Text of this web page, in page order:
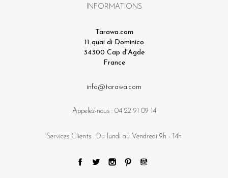
INFORMATIONS
Tarawa.com
11 quai di Dominico
34300 Cap d'Agde
France
info@tarawa.com
Appelez-nous : 04 22 91 09 14
Services Clients : Du lundi au Vendredi 9h - 14h